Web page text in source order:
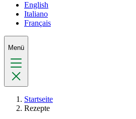
English
Italiano
Français
Menü
Startseite
Rezepte